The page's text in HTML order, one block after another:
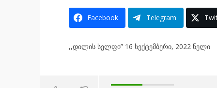
Facebook Telegram
,,დილის სელფი” 16 სექტემბერი, 2022 წელი